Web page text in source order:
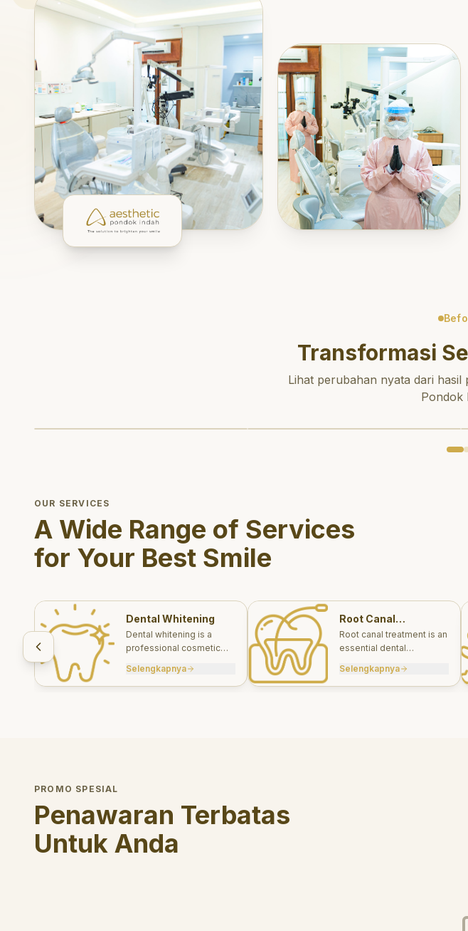
Transformasi
Lihat perubahan nyata dari hasil
Pondok
OUR SERVICES
A Wide Range of Services
for Your Best Smile
Dental Whitening
Dental whitening is a
professional cosmetic
brighten your smile safely
and effectively.
Selengkapnya
Root Canal
Treatments
Root canal treatment is an
essential dental
save a tooth that has
been severely damaged
Selengkapnya
PROMO SPESIAL
Penawaran Terbatas
Untuk Anda